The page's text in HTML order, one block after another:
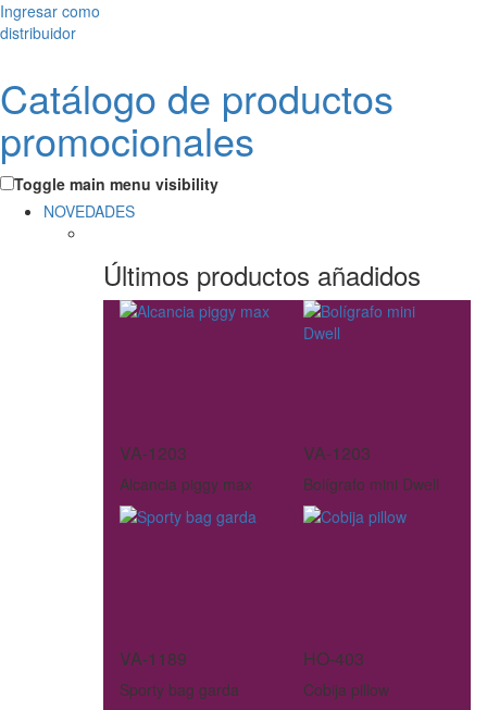
Ingresar como
distribuidor
Catálogo de productos
promocionales
Toggle main menu visibility
NOVEDADES
Últimos productos añadidos
VA-1203
Alcancia piggy max
VA-1203
Bolígrafo mini Dwell
VA-1189
Sporty bag garda
HO-403
Cobija pillow